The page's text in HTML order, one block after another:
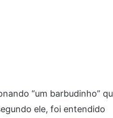
“um barbudinho”
ele, foi entendido